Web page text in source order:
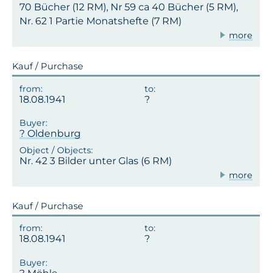
70 Bücher (12 RM), Nr 59 ca 40 Bücher (5 RM),
Nr. 62 1 Partie Monatshefte (7 RM)
more
Kauf / Purchase
18.08.1941
? Oldenburg
Nr. 42 3 Bilder unter Glas (6 RM)
more
Kauf / Purchase
18.08.1941